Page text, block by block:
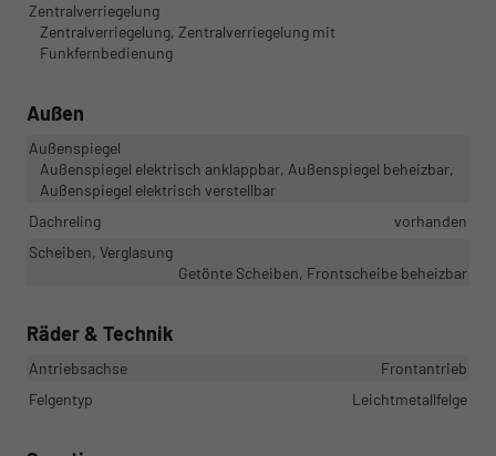
Zentralverriegelung
Zentralverriegelung, Zentralverriegelung mit
Funkfernbedienung
Außen
Außenspiegel
Außenspiegel elektrisch anklappbar, Außenspiegel beheizbar,
Außenspiegel elektrisch verstellbar
Dachreling
vorhanden
Scheiben, Verglasung
Getönte Scheiben, Frontscheibe beheizbar
Räder & Technik
Antriebsachse
Frontantrieb
Felgentyp
Leichtmetallfelge